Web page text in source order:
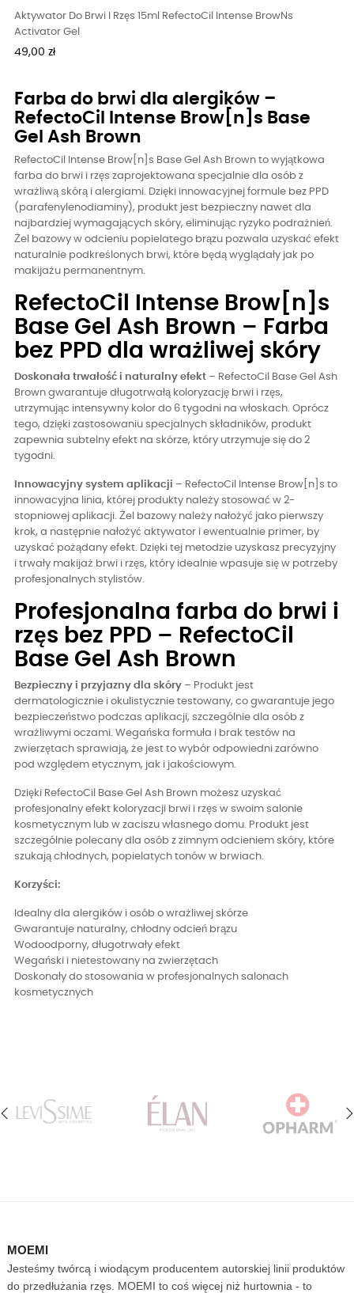
Aktywator Do Brwi I Rzęs 15ml RefectoCil Intense BrowNs
Activator Gel
Cena
49,00 zł
Farba do brwi dla alergików –
RefectoCil Intense Brow[n]s Base
Gel Ash Brown
RefectoCil Intense Brow[n]s Base Gel Ash Brown to wyjątkowa
farba do brwi i rzęs zaprojektowana specjalnie dla osób z
wrażliwą skórą i alergiami. Dzięki innowacyjnej formule bez PPD
(parafenylenodiaminy), produkt jest bezpieczny nawet dla
najbardziej wymagających skóry, eliminując ryzyko podrażnień.
Żel bazowy w odcieniu popielatego brązu pozwala uzyskać efekt
naturalnie podkreślonych brwi, które będą wyglądały jak po
makijażu permanentnym.
RefectoCil Intense Brow[n]s
Base Gel Ash Brown – Farba
bez PPD dla wrażliwej skóry
Doskonała trwałość i naturalny efekt – RefectoCil Base Gel Ash
Brown gwarantuje długotrwałą koloryzację brwi i rzęs,
utrzymując intensywny kolor do 6 tygodni na włoskach. Oprócz
tego, dzięki zastosowaniu specjalnych składników, produkt
zapewnia subtelny efekt na skórze, który utrzymuje się do 2
tygodni.
Innowacyjny system aplikacji – RefectoCil Intense Brow[n]s to
innowacyjna linia, której produkty należy stosować w 2-
stopniowej aplikacji. Żel bazowy należy nałożyć jako pierwszy
krok, a następnie nałożyć aktywator i ewentualnie primer, by
uzyskać pożądany efekt. Dzięki tej metodzie uzyskasz precyzyjny
i trwały makijaż brwi i rzęs, który idealnie wpasuje się w potrzeby
profesjonalnych stylistów.
Profesjonalna farba do brwi i
rzęs bez PPD – RefectoCil
Base Gel Ash Brown
Bezpieczny i przyjazny dla skóry – Produkt jest
dermatologicznie i okulistycznie testowany, co gwarantuje jego
bezpieczeństwo podczas aplikacji, szczególnie dla osób z
wrażliwymi oczami. Wegańska formuła i brak testów na
zwierzętach sprawiają, że jest to wybór odpowiedni zarówno
pod względem etycznym, jak i jakościowym.
Dzięki RefectoCil Base Gel Ash Brown możesz uzyskać
profesjonalny efekt koloryzacji brwi i rzęs w swoim salonie
kosmetycznym lub w zaciszu własnego domu. Produkt jest
szczególnie polecany dla osób z zimnym odcieniem skóry, które
szukają chłodnych, popielatych tonów w brwiach.
Korzyści:
Idealny dla alergików i osób o wrażliwej skórze
Gwarantuje naturalny, chłodny odcień brązu
Wodoodporny, długotrwały efekt
Wegański i nietestowany na zwierzętach
Doskonały do stosowania w profesjonalnych salonach
kosmetycznych
MOEMI
Jesteśmy twórcą i wiodącym producentem autorskiej linii produktów
do przedłużania rzęs. MOEMI to coś więcej niż hurtownia - to